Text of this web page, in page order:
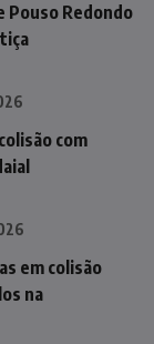
Pouso Redondo
com
em colisão
na